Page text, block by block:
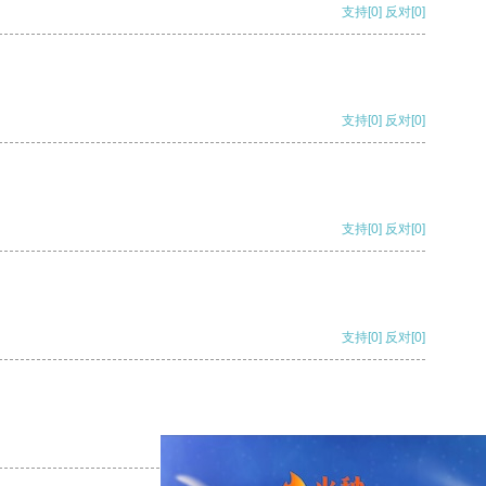
支持[0] 反对[0]
支持[0] 反对[0]
支持[0] 反对[0]
支持[0] 反对[0]